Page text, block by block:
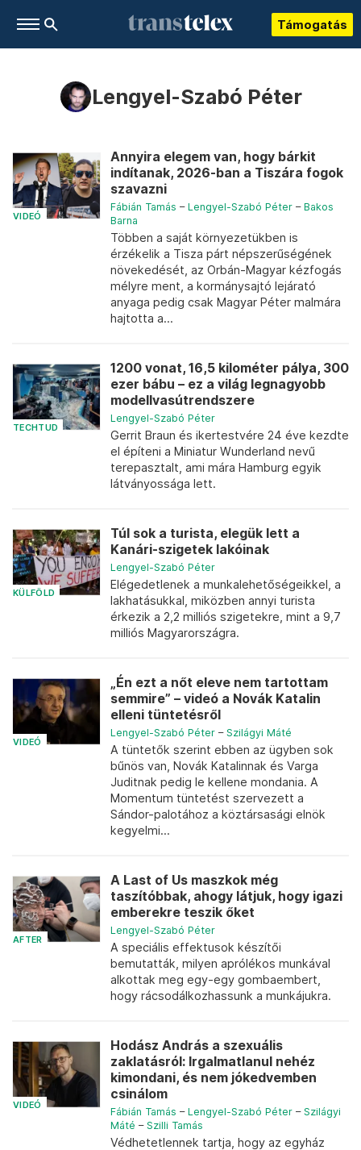
Támogatás
Lengyel-Szabó Péter
VIDEÓ
Annyira elegem van, hogy bárkit
indítanak, 2026-ban a Tiszára fogok
szavazni
Fábián Tamás – Lengyel-Szabó Péter – Bakos
Barna
Többen a saját környezetükben is
érzékelik a Tisza párt népszerűségének
növekedését, az Orbán-Magyar kézfogás
mélyre ment, a kormánysajtó lejárató
anyaga pedig csak Magyar Péter malmára
hajtotta a...
TECHTUD
1200 vonat, 16,5 kilométer pálya, 300
ezer bábu – ez a világ legnagyobb
modellvasútrendszere
Lengyel-Szabó Péter
Gerrit Braun és ikertestvére 24 éve kezdte
el építeni a Miniatur Wunderland nevű
terepasztalt, ami mára Hamburg egyik
látványossága lett.
KÜLFÖLD
Túl sok a turista, elegük lett a
Kanári-szigetek lakóinak
Lengyel-Szabó Péter
Elégedetlenek a munkalehetőségeikkel, a
lakhatásukkal, miközben annyi turista
érkezik a 2,2 milliós szigetekre, mint a 9,7
milliós Magyarországra.
VIDEÓ
„Én ezt a nőt eleve nem tartottam
semmire” – videó a Novák Katalin
elleni tüntetésről
Lengyel-Szabó Péter – Szilágyi Máté
A tüntetők szerint ebben az ügyben sok
bűnös van, Novák Katalinnak és Varga
Juditnak pedig le kellene mondania. A
Momentum tüntetést szervezett a
Sándor-palotához a köztársasági elnök
kegyelmi...
AFTER
A Last of Us maszkok még
taszítóbbak, ahogy látjuk, hogy igazi
emberekre teszik őket
Lengyel-Szabó Péter
A speciális effektusok készítői
bemutatták, milyen aprólékos munkával
alkottak meg egy-egy gombaembert,
hogy rácsodálkozhassunk a munkájukra.
VIDEÓ
Hodász András a szexuális
zaklatásról: Irgalmatlanul nehéz
kimondani, és nem jókedvemben
csinálom
Fábián Tamás – Lengyel-Szabó Péter – Szilágyi
Máté – Szilli Tamás
Védhetetlennek tartja, hogy az egyház